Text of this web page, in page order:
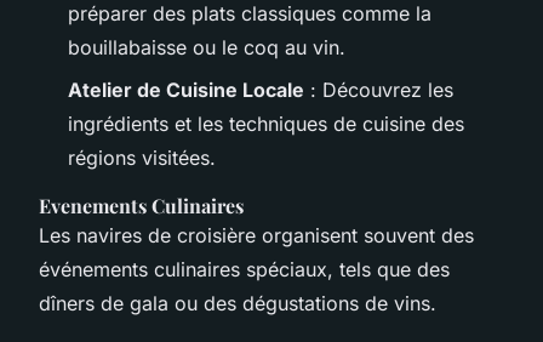
préparer des plats classiques comme la
bouillabaisse ou le coq au vin.
Atelier de Cuisine Locale : Découvrez les
ingrédients et les techniques de cuisine des
régions visitées.
Evenements Culinaires
Les navires de croisière organisent souvent des
événements culinaires spéciaux, tels que des
dîners de gala ou des dégustations de vins.